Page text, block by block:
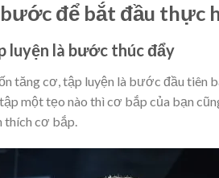
bước để bắt đầu thực
luyện là bước thúc đẩy
tăng cơ, tập luyện là bước đầu tiên
một tẹo nào thì cơ bắp của bạn
thích cơ bắp.